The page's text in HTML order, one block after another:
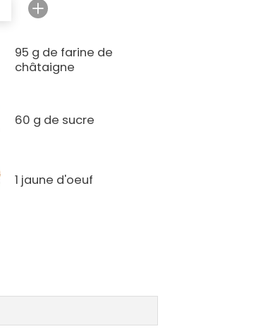
95 g de farine de
châtaigne
60 g de sucre
1 jaune d'oeuf